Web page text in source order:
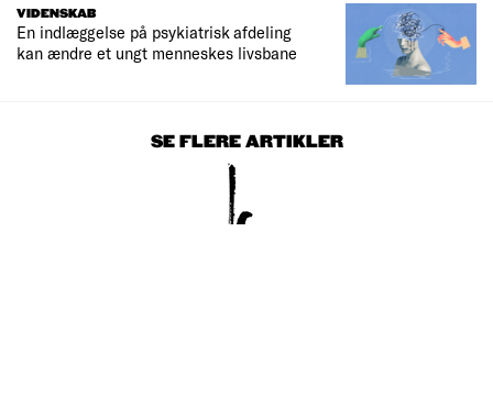
VIDENSKAB
En indlæggelse på psykiatrisk afdeling
kan ændre et ungt menneskes livsbane
SE FLERE ARTIKLER